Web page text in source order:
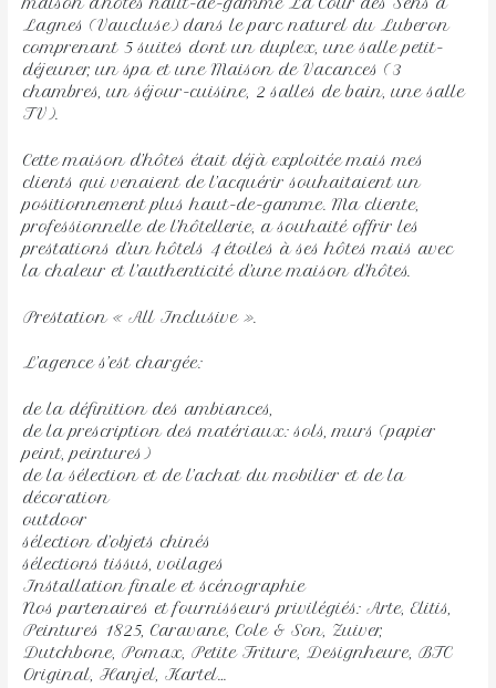
Lagnes (Vaucluse) dans le parc naturel du Luberon
comprenant 5 suites dont un duplex, une salle petit-
déjeuner, un spa et une Maison de Vacances (3
chambres, un séjour-cuisine, 2 salles de bain, une salle
TV).
Cette maison d’hôtes était déjà exploitée mais mes
clients qui venaient de l’acquérir souhaitaient un
positionnement plus haut-de-gamme. Ma cliente,
professionnelle de l’hôtellerie, a souhaité offrir les
prestations d’un hôtels 4 étoiles à ses hôtes mais avec
la chaleur et l’authenticité d’une maison d’hôtes.
Prestation « All Inclusive ».
L’agence s’est chargée:
de la définition des ambiances,
de la prescription des matériaux: sols, murs (papier
peint, peintures)
de la sélection et de l’achat du mobilier et de la
décoration
outdoor
sélection d’objets chinés
sélections tissus, voilages
Installation finale et scénographie
Nos partenaires et fournisseurs privilégiés: Arte, Elitis,
Peintures 1825, Caravane, Cole & Son, Zuiver,
Dutchbone, Pomax, Petite Friture, Designheure, BTC
Original, Hanjel, Kartel…